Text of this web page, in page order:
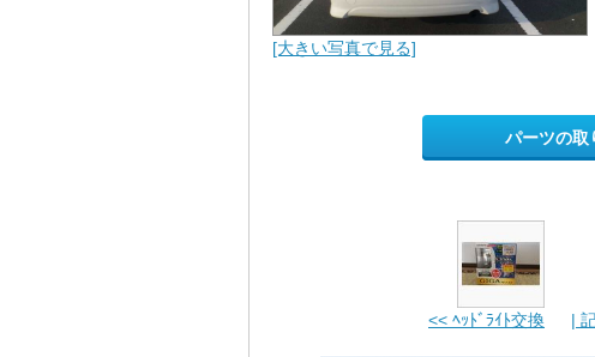
[大きい写真で見る]
パーツの取
<< ﾍｯﾄﾞﾗｲﾄ交換 |